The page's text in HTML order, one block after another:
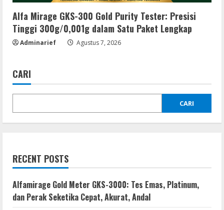
Alfa Mirage GKS-300 Gold Purity Tester: Presisi
Tinggi 300g/0,001g dalam Satu Paket Lengkap
Adminarief Agustus 7, 2026
CARI
CARI
RECENT POSTS
Alfamirage Gold Meter GKS-3000: Tes Emas, Platinum,
dan Perak Seketika Cepat, Akurat, Andal